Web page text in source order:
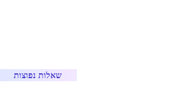
שאלות נפוצות